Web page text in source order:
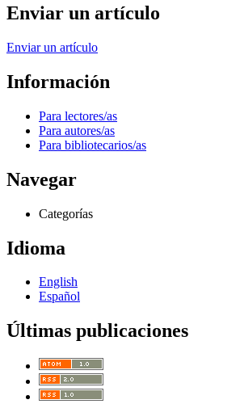
Enviar un artículo
Enviar un artículo
Información
Para lectores/as
Para autores/as
Para bibliotecarios/as
Navegar
Categorías
Idioma
English
Español
Últimas publicaciones